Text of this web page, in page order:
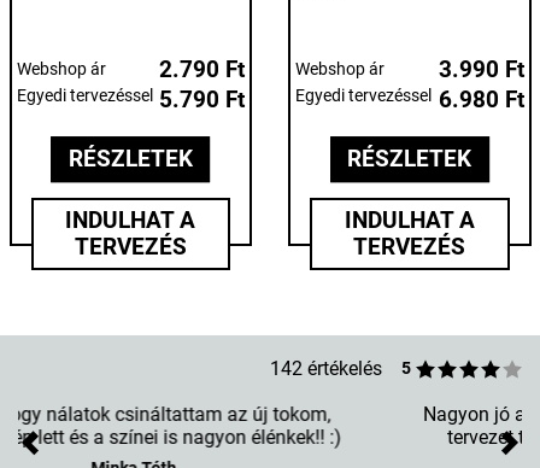
Webshop ár 2.790 Ft
Egyedi tervezéssel 5.790 Ft
RÉSZLETEK
INDULHAT A
TERVEZÉS
Webshop ár 3.990 Ft
Egyedi tervezéssel 6.980 Ft
RÉSZLETEK
INDULHAT A
TERVEZÉS
142 értékelés 5
Nagyon jó a szín összeállítása,. Erősek a színek és
tervezet teljesen megvalósítja végeredményt.
Previous